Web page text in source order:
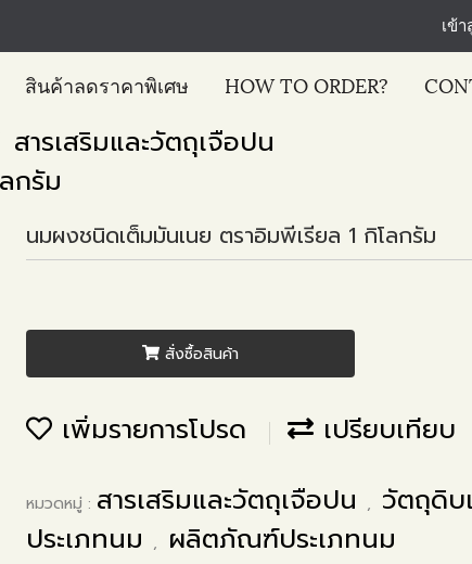
เข้
สินค้าลดราคาพิเศษ HOW TO ORDER?
สารเสริมและวัตถุเจือปน
กรัม
นมผงชนิดเต็มมันเนย ตราอิมพีเรียล 1 กิโลกรัม
สั่งซื้อสินค้า
เพิ่มรายการโปรด เปรียบเทียบ
หมวดหมู่ : สารเสริมและวัตถุเจือปน , วัตถุดิบ
ประเภทนม , ผลิตภัณฑ์ประเภทนม